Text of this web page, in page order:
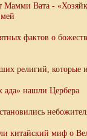
Мамми Вата -
фактов о
религий, которые
ада» нашли Цербера
китайский миф о